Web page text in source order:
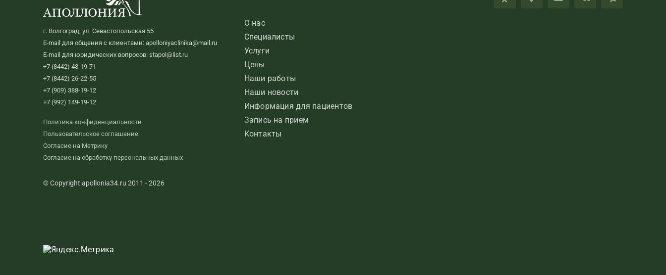
г. Волгоград, ул. Севастопольская 55
E-mail для общения с клиентами: apolloniyaclinika@mail.ru
E-mail для юридических вопросов: stapol@list.ru
+7 (8442) 48-19-71
+7 (8442) 26-22-55
+7 (909) 388-19-12
+7 (992) 149-19-12
Политика конфиденциальности
Пользовательское соглашение
Согласие на Метрику
Согласие на обработку персональных данных
© Copyright apollonia34.ru 2011 - 2026
О нас
Специалисты
Услуги
Цены
Наши работы
Наши новости
Информация для пациентов
Запись на прием
Контакты